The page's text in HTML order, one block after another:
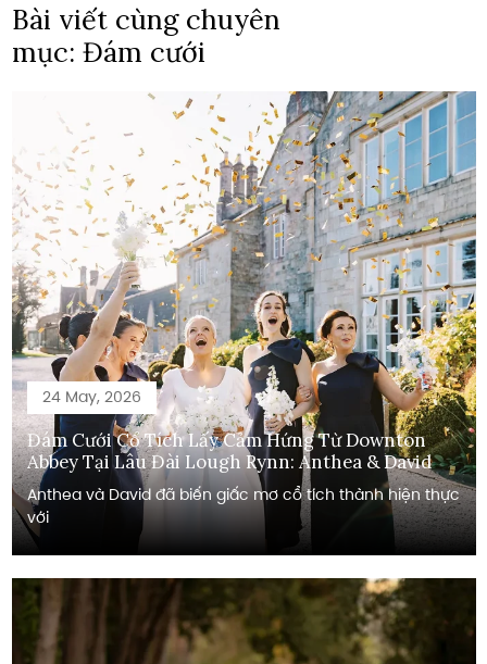
Bài viết cùng chuyên
mục: Đám cưới
24 May, 2026
Đám Cưới Cổ Tích Lấy Cảm Hứng Từ Downton
Abbey Tại Lâu Đài Lough Rynn: Anthea & David
Anthea và David đã biến giấc mơ cổ tích thành hiện thực
với